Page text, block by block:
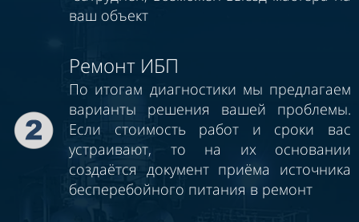
ваш объект
Ремонт ИБП
По итогам диагностики мы предлагаем
варианты решения вашей проблемы.
Если стоимость работ и сроки вас
устраивают, то на их основании
создаётся документ приёма источника
бесперебойного питания в ремонт